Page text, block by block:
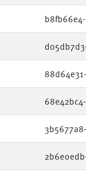
b8fb66e4-
d05db7d3-
88d64e31-
68e42bc4-
3b5677a8-
2b6e0edb-